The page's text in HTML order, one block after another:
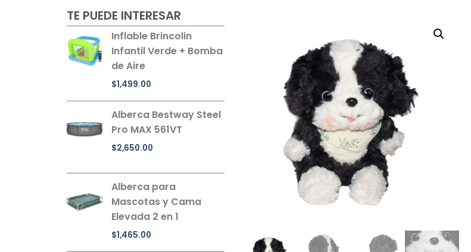
TE PUEDE INTERESAR
Inflable Brincolin
Infantil Verde + Bomba
de Aire
$1,499.00
Alberca Bestway Steel
Pro MAX 561VT
$2,650.00
Alberca para
Mascotas y Cama
Elevada 2 en 1
$1,465.00